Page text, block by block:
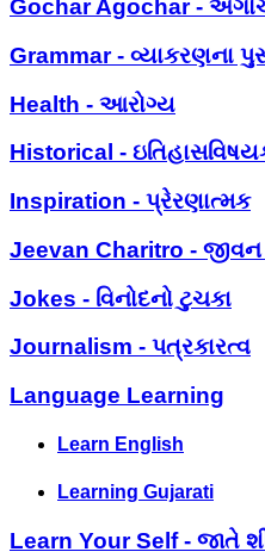
Gochar Agochar -
Grammar - વ્યાકરણના
Health - આરોગ્ય
Historical -
Inspiration - પ્રેરણાત્મક
Jeevan Charitro - જીવન
Jokes - વિનોદનો ટુચકા
Journalism - પત્રકારત્વ
Language Learning
Learn English
Learning Gujarati
Learn Your Self - જાતે